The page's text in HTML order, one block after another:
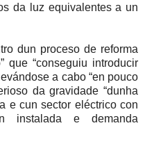
da luz equivalentes a un
dun proceso de reforma
que “conseguiu introducir
a cabo “en pouco
da gravidade “dunha
e cun sector eléctrico con
instalada e demanda